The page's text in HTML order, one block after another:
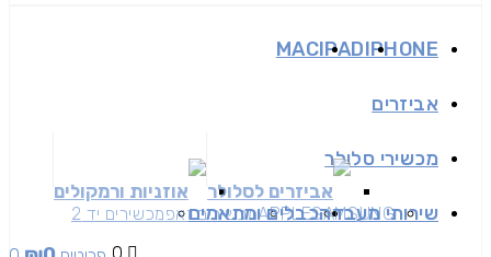
IPHONE
IPAD
MAC
אביזרים
אביזרים לסלולר אוזניות ורמקולים
מכשירי סלולר
SAMSUNG
APPLEמכשירים זאפמכשירים יד 2 שירותי מעבדהכבלים ומתאמים